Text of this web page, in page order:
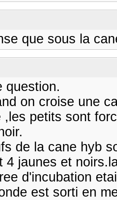
que sous la
question.
on croise une
,les petits sont
de la cane hyb
4 jaunes et
d'incubation
est sorti en